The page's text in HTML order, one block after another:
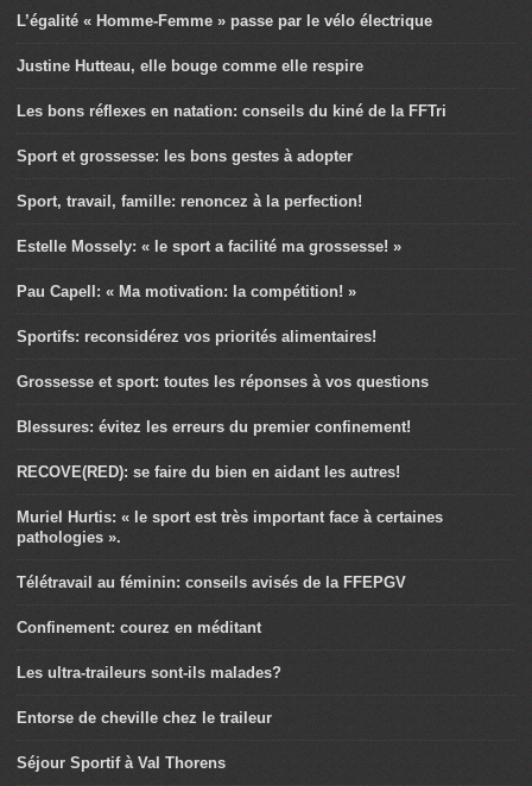
L’égalité « Homme-Femme » passe par le vélo électrique
Justine Hutteau, elle bouge comme elle respire
Les bons réflexes en natation: conseils du kiné de la FFTri
Sport et grossesse: les bons gestes à adopter
Sport, travail, famille: renoncez à la perfection!
Estelle Mossely: « le sport a facilité ma grossesse! »
Pau Capell: « Ma motivation: la compétition! »
Sportifs: reconsidérez vos priorités alimentaires!
Grossesse et sport: toutes les réponses à vos questions
Blessures: évitez les erreurs du premier confinement!
RECOVE(RED): se faire du bien en aidant les autres!
Muriel Hurtis: « le sport est très important face à certaines
pathologies ».
Télétravail au féminin: conseils avisés de la FFEPGV
Confinement: courez en méditant
Les ultra-traileurs sont-ils malades?
Entorse de cheville chez le traileur
Séjour Sportif à Val Thorens